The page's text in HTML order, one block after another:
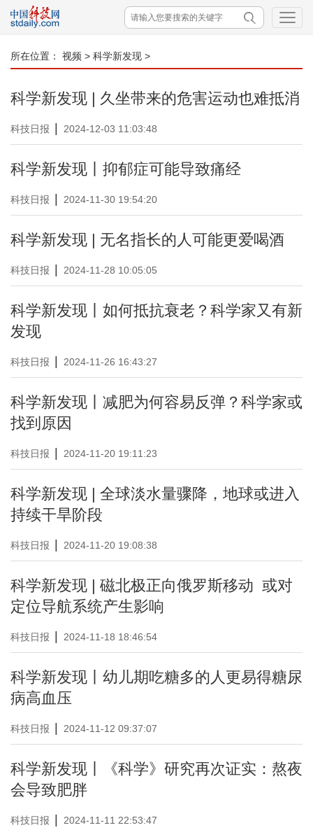
所在位置： 视频 > 科学新发现 >
科学新发现 | 久坐带来的危害运动也难抵消
科技日报 2024-12-03 11:03:48
科学新发现丨抑郁症可能导致痛经
科技日报 2024-11-30 19:54:20
科学新发现 | 无名指长的人可能更爱喝酒
科技日报 2024-11-28 10:05:05
科学新发现丨如何抵抗衰老？科学家又有新
发现
科技日报 2024-11-26 16:43:27
科学新发现丨减肥为何容易反弹？科学家或
找到原因
科技日报 2024-11-20 19:11:23
科学新发现 | 全球淡水量骤降，地球或进入
持续干旱阶段
科技日报 2024-11-20 19:08:38
科学新发现 | 磁北极正向俄罗斯移动 或对
定位导航系统产生影响
科技日报 2024-11-18 18:46:54
科学新发现丨幼儿期吃糖多的人更易得糖尿
病高血压
科技日报 2024-11-12 09:37:07
科学新发现丨《科学》研究再次证实：熬夜
会导致肥胖
科技日报 2024-11-11 22:53:47